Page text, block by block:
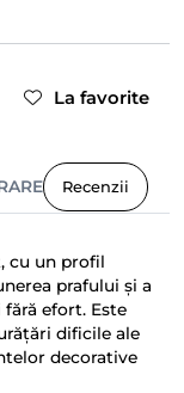
La favorite
Recenzii
cu un profil
prafului și a
efort. Este
dificile ale
decorative